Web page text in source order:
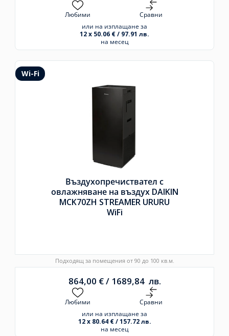
Любими
Сравни
или на изплащане за
12 x 50.06 € / 97.91 лв.
на месец
Wi-Fi
Въздухопречиствател с
овлажняване на въздух DAIKIN
MCK70ZH STREAMER URURU
WiFi
Подходящ за помещения от 90 до 100 кв.м.
864,00 €/ 1689,84 лв.
Любими
Сравни
или на изплащане за
12 x 80.64 € / 157.72 лв.
на месец